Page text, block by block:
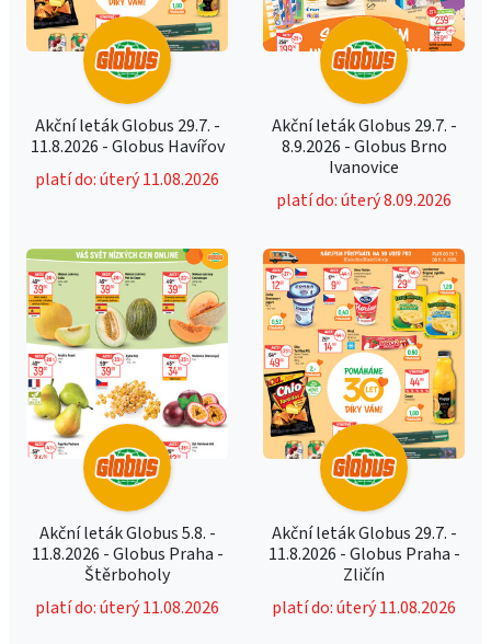
Akční leták Globus 29.7. -
11.8.2026 - Globus Havířov
platí do: úterý 11.08.2026
Akční leták Globus 29.7. -
8.9.2026 - Globus Brno
Ivanovice
platí do: úterý 8.09.2026
Akční leták Globus 5.8. -
11.8.2026 - Globus Praha -
Štěrboholy
platí do: úterý 11.08.2026
Akční leták Globus 29.7. -
11.8.2026 - Globus Praha -
Zličín
platí do: úterý 11.08.2026